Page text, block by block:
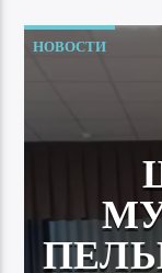
НОВОСТИ